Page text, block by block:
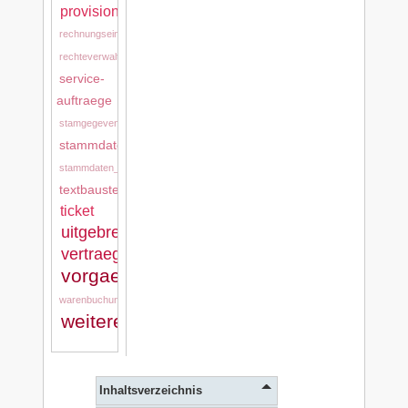
provision
rechnungseingang
rechteverwaltung
service-
auftraege
stamgegevens
stammdaten
stammdaten_tkd
textbausteine
ticket
uitgebreide_stamgegevens
vertraege
vorgaenge
warenbuchung
weitere_stammdaten
Inhaltsverzeichnis